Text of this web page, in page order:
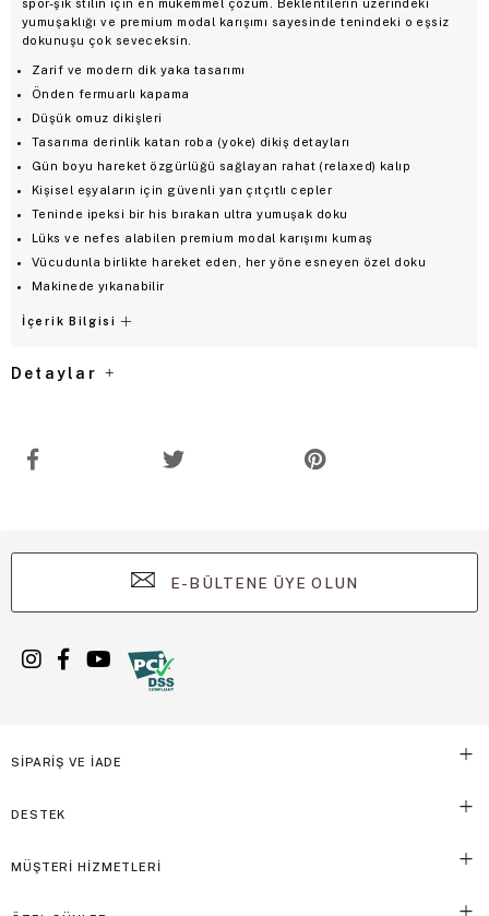
spor-şık stilin için en mükemmel çözüm. Beklentilerin üzerindeki
yumuşaklığı ve premium modal karışımı sayesinde tenindeki o eşsiz
dokunuşu çok seveceksin.
Zarif ve modern dik yaka tasarımı
Önden fermuarlı kapama
Düşük omuz dikişleri
Tasarıma derinlik katan roba (yoke) dikiş detayları
Gün boyu hareket özgürlüğü sağlayan rahat (relaxed) kalıp
Kişisel eşyaların için güvenli yan çıtçıtlı cepler
Teninde ipeksi bir his bırakan ultra yumuşak doku
Lüks ve nefes alabilen premium modal karışımı kumaş
Vücudunla birlikte hareket eden, her yöne esneyen özel doku
Makinede yıkanabilir
İçerik Bilgisi
Detaylar
E-BÜLTENE ÜYE OLUN
SİPARİŞ VE İADE
DESTEK
MÜŞTERİ HİZMETLERİ